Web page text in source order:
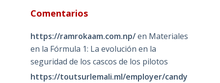
Comentarios
https://ramrokaam.com.np/en Materiales
en la Fórmula 1: La evolución en la
seguridad de los cascos de los pilotos
https://toutsurlemali.ml/employer/candy